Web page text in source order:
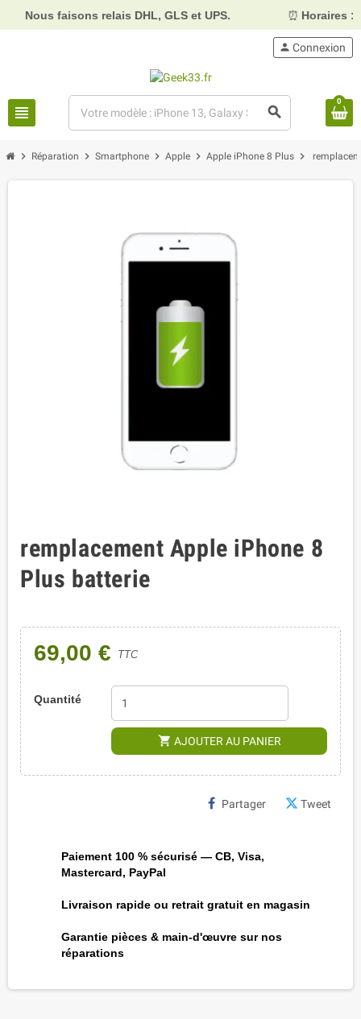
faisons relais DHL, GLS et UPS. Horaires :Mardi,
view_headline search
person Connexion
0
chevron_right Réparation chevron_right Smartphone chevron_right Apple chevron_right Apple iPhone 8 Plus chevron_right
remplacement Apple iPhone 8
Plus batterie
69,00 € TTC
Quantité
shopping_cart AJOUTER AU PANIER
Partager Tweet
Paiement 100 % sécurisé — CB, Visa,
Mastercard, PayPal
Livraison rapide ou retrait gratuit en magasin
Garantie pièces & main-d'œuvre sur nos
réparations